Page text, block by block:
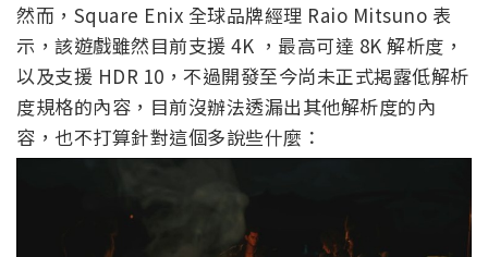
然而，Square Enix 全球品牌經理 Raio Mitsuno 表
示，該遊戲雖然目前支援 4K ，最高可達 8K 解析度，
以及支援 HDR 10，不過開發至今尚未正式揭露低解析
度規格的內容，目前沒辦法透漏出其他解析度的內
容，也不打算針對這個多說些什麼：